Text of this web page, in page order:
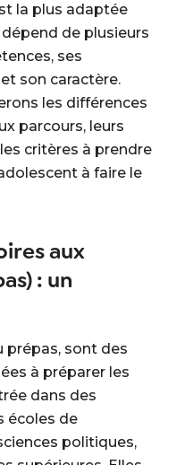
la plus adaptée
de plusieurs
ses
son caractère.
les différences
parcours, leurs
critères à prendre
à faire le
aux
: un
prépas, sont des
à préparer les
dans des
écoles de
politiques,